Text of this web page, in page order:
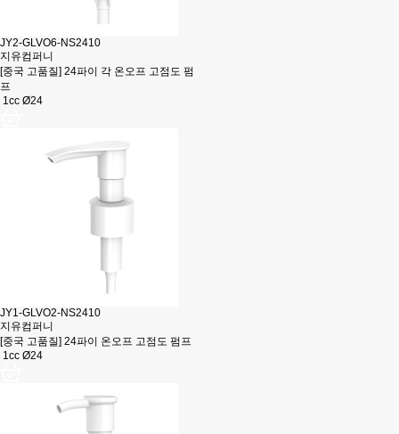
JY2-GLVO6-NS2410
지유컴퍼니
[중국 고품질] 24파이 각 온오프 고점도 펌
프
1cc Ø24
JY1-GLVO2-NS2410
지유컴퍼니
[중국 고품질] 24파이 온오프 고점도 펌프
1cc Ø24